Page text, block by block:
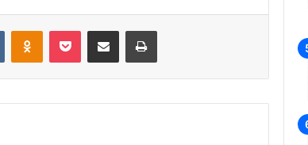
VKontakteOdnoklassniki
Pocket Compartir por correo electrónicoImprimir